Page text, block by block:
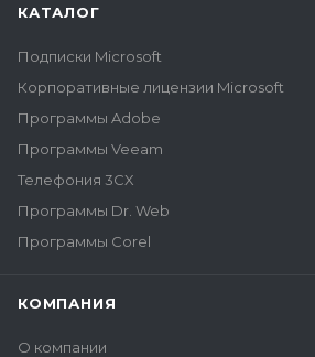
КАТАЛОГ
Подписки Microsoft
Корпоративные лицензии Microsoft
Программы Adobe
Программы Veeam
Телефония 3CX
Программы Dr. Web
Программы Corel
КОМПАНИЯ
О компании